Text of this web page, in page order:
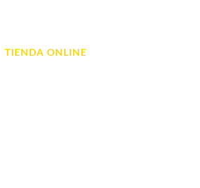
TIENDA ONLINE